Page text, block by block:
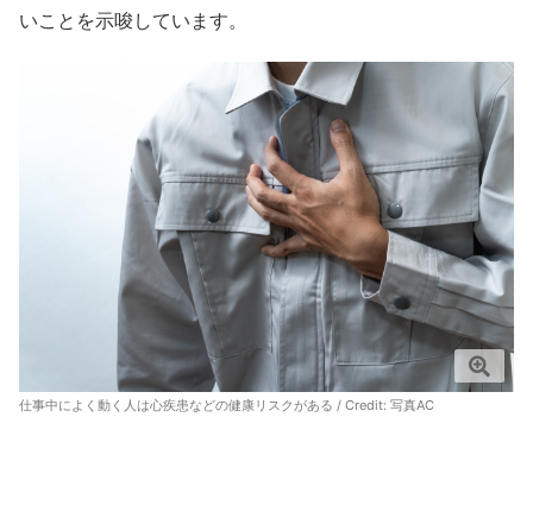
いことを示唆しています。
仕事中によく動く人は心疾患などの健康リスクがある / Credit: 写真AC